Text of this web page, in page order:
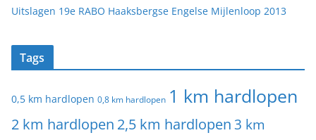
Uitslagen 19e RABO Haaksbergse Engelse Mijlenloop 2013
Tags
0,5 km hardlopen 0,8 km hardlopen 1 km hardlopen
2 km hardlopen 2,5 km hardlopen 3 km